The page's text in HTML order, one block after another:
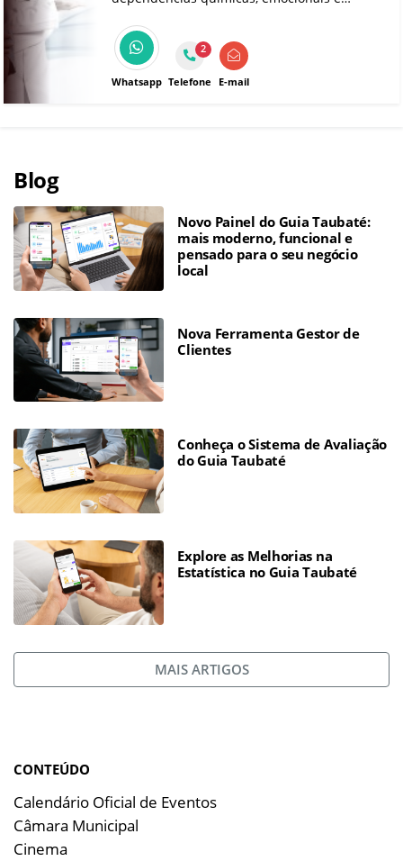
com suporte 24h e remoção segura. Escolha
consciente e humanizada com a Clinica
Reset Prime.
Whatsapp
2
Telefone E-mail
Blog
Novo Painel do Guia Taubaté:
mais moderno, funcional e
pensado para o seu negócio
local
Nova Ferramenta Gestor de
Clientes
Conheça o Sistema de Avaliação
do Guia Taubaté
Explore as Melhorias na
Estatística no Guia Taubaté
MAIS ARTIGOS
CONTEÚDO
Calendário Oficial de Eventos
Câmara Municipal
Cinema